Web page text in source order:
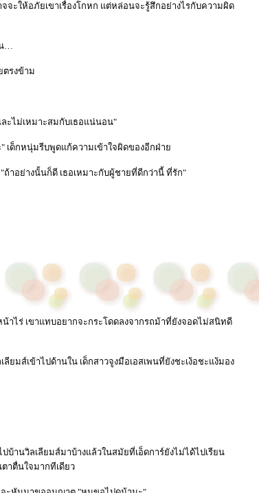
จะให้อภัยเขาเรื่องโกหก แต่หล่อนจะรู้สึกอย่างไรกับความผิด
น…
ตรงข้าม
ะไม่เหมาะสมกับเธอแน่นอน"
ด็กหนุ่มรีบพูดแก้ความเข้าใจผิดของอีกฝ่าย
าอย่างนั้นก็ดี เธอเหมาะกับผู้ชายที่ดีกว่านี้ ที่รัก"
ไร่ เขาแทบอยากจะกระโดดลงจากรถม้าที่ยังจอดไม่สนิทดี
มส์เข้าไปด้านใน เด็กสาวจูงมือเอสเพนที่ยังชะเง้อชะแง้มอง
านวิลเลียมส์มาบ้างแล้วในสมัยที่เอ็ดการ์ยังไม่ได้ไปเรียน
าตื่นใจมากทีเดียว